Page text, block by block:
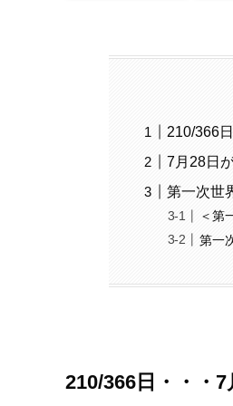
210/366
7月28日
第一次世
＜第
第一
210/366日・・・